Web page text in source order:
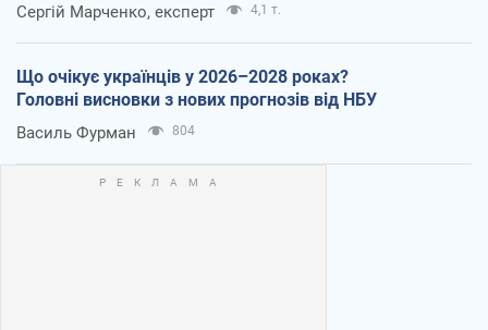
Сергій Марченко, експерт 4,1 т.
Що очікує українців у 2026–2028 роках?
Головні висновки з нових прогнозів від НБУ
Василь Фурман 804